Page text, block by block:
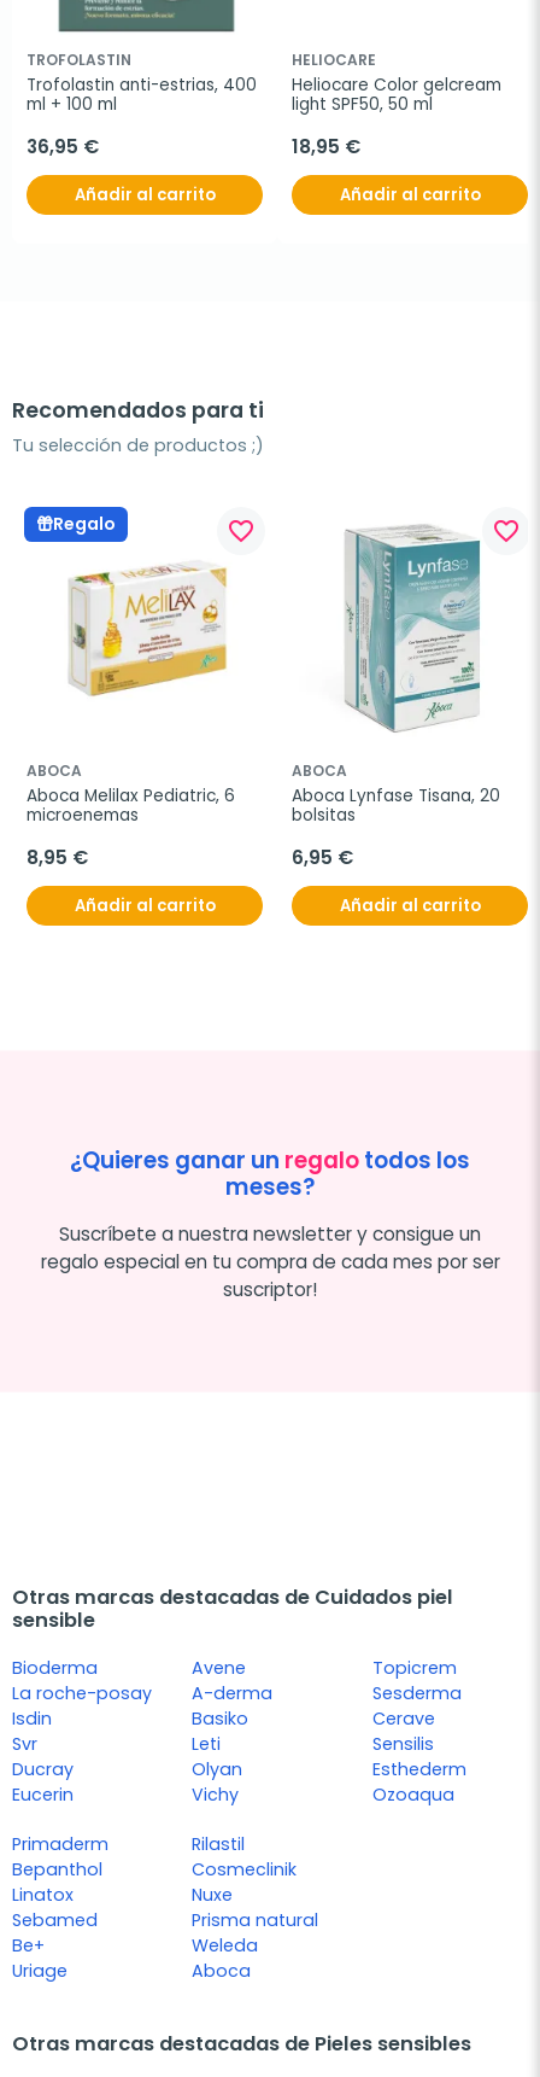
TROFOLASTIN
Trofolastin anti-estrias, 400
ml + 100 ml
36,95 €
Añadir al carrito
HELIOCARE
Heliocare Color gelcream
light SPF50, 50 ml
18,95 €
Añadir al carrito
Recomendados para ti
Tu selección de productos ;)
Regalo favorite_border
ABOCA
Aboca Melilax Pediatric, 6
microenemas
8,95 €
Añadir al carrito
favorite_border
ABOCA
Aboca Lynfase Tisana, 20
bolsitas
6,95 €
Añadir al carrito
¿Quieres ganar un regalotodos los
meses?
Suscríbete a nuestra newsletter y consigue un
regalo especial en tu compra de cada mes por ser
suscriptor!
Otras marcas destacadas de Cuidados piel
sensible
Bioderma
La roche-posay
Isdin
Svr
Ducray
Eucerin
Avene
A-derma
Basiko
Leti
Olyan
Vichy
Topicrem
Sesderma
Cerave
Sensilis
Esthederm
Ozoaqua
Primaderm
Bepanthol
Linatox
Sebamed
Be+
Uriage
Rilastil
Cosmeclinik
Nuxe
Prisma natural
Weleda
Aboca
Otras marcas destacadas de Pieles sensibles